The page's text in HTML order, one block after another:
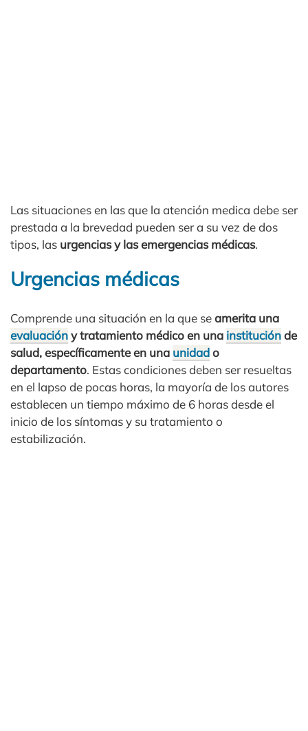
Las situaciones en las que la atención medica debe ser
prestada a la brevedad pueden ser a su vez de dos
tipos, las urgencias y las emergencias médicas.
Urgencias médicas
Comprende una situación en la que seamerita una
evaluacióny tratamiento médico en una instituciónde
salud, específicamente en una unidado
departamento. Estas condiciones deben ser resueltas
en el lapso de pocas horas, la mayoría de los autores
establecen un tiempo máximo de 6 horas desde el
inicio de los síntomas y su tratamiento o
estabilización.